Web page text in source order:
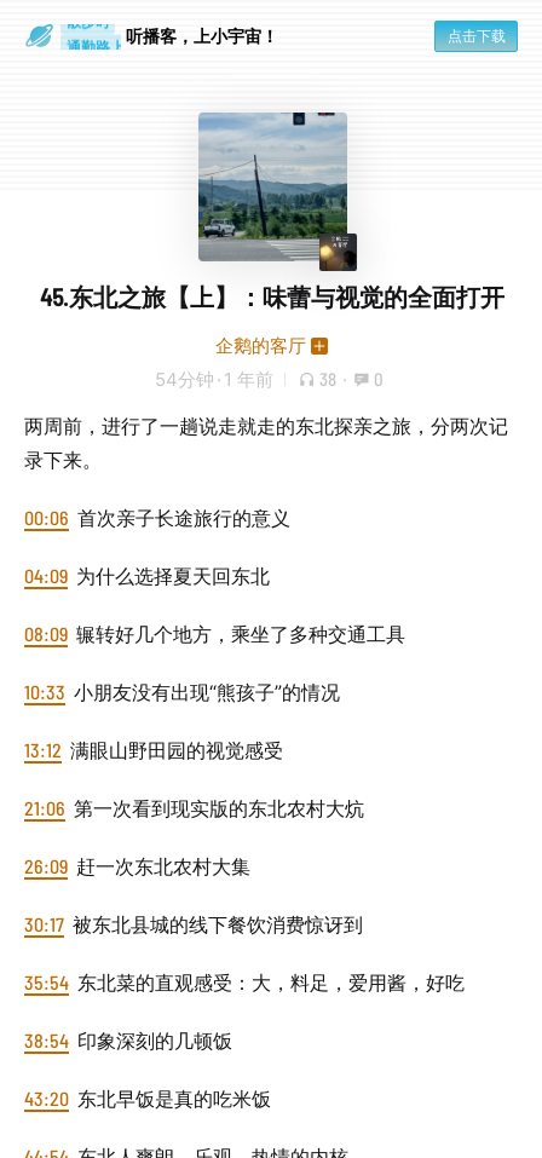
通勤路上
听播客，上小宇宙！ 点击下载
45.东北之旅【上】：味蕾与视觉的全面打开
企鹅的客厅
54分钟 · 1 年前 38 · 0
两周前，进行了一趟说走就走的东北探亲之旅，分两次记
录下来。
00:06 首次亲子长途旅行的意义
04:09 为什么选择夏天回东北
08:09 辗转好几个地方，乘坐了多种交通工具
10:33 小朋友没有出现“熊孩子”的情况
13:12 满眼山野田园的视觉感受
21:06 第一次看到现实版的东北农村大炕
26:09 赶一次东北农村大集
30:17 被东北县城的线下餐饮消费惊讶到
35:54 东北菜的直观感受：大，料足，爱用酱，好吃
38:54 印象深刻的几顿饭
43:20 东北早饭是真的吃米饭